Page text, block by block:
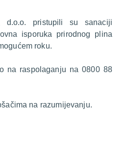
d.o.o. pristupili su sanaciji
isporuka prirodnog plina
roku.
na raspolaganju na 0800 88
na razumijevanju.